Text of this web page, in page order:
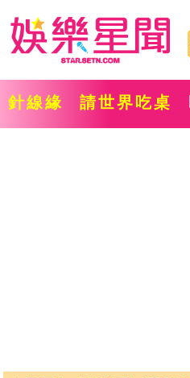
針線緣 請世界吃桌